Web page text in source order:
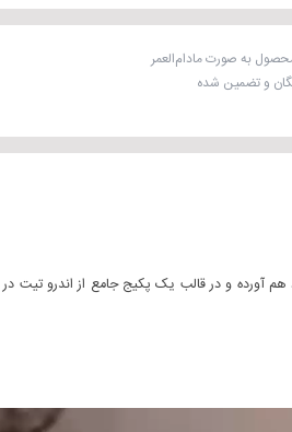
به صورت مادام‌العمر
و تضمین شده
زیادی دارد که ما در سایت پک کده ۱۶ دوره بی نظیر و مشهور اندروتیت را گرد هم آورده و در قالب یک پکیج